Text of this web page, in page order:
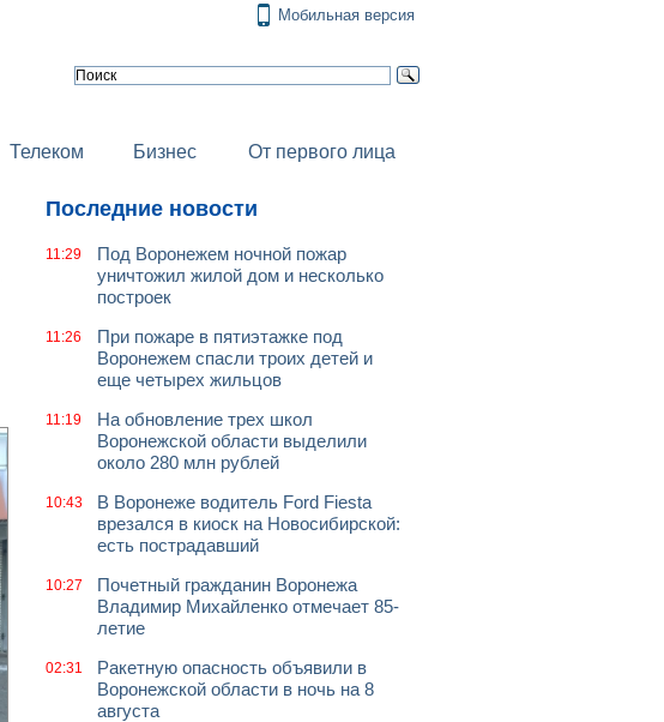
Мобильная версия
Телеком Бизнес От первого лица
Последние новости
11:29
Под Воронежем ночной пожар
уничтожил жилой дом и несколько
построек
11:26
При пожаре в пятиэтажке под
Воронежем спасли троих детей и
еще четырех жильцов
11:19
На обновление трех школ
Воронежской области выделили
около 280 млн рублей
10:43
В Воронеже водитель Ford Fiesta
врезался в киоск на Новосибирской:
есть пострадавший
10:27
Почетный гражданин Воронежа
Владимир Михайленко отмечает 85-
летие
02:31
Ракетную опасность объявили в
Воронежской области в ночь на 8
августа